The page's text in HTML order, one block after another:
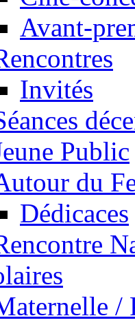
Avant-
Invités
Public
du
Dédicaces
/